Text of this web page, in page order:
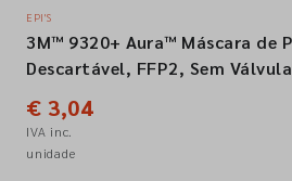
Siga-nos nas redes sociais
EPI'S
3M™ 9320+ Aura™ Máscara de
Descartável, FFP2, Sem Válvula
€ 3,04
IVA inc.
unidade